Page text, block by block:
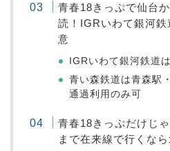
青春18きっぷで仙台
読！IGRいわて銀河
意
IGRいわて銀河鉄道
青い森鉄道は青森駅
通過利用のみ可
青春18きっぷだけじ
まで在来線で行くな